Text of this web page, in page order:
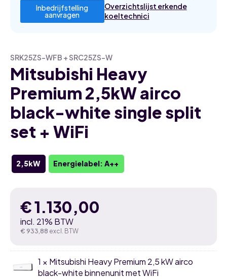
Inbedrijfstelling
aanvragen
Overzichtslijst erkende
koeltechnici
SRK25ZS-WFB + SRC25ZS-W
Mitsubishi Heavy
Premium 2,5kW airco
black-white single split
set + WiFi
2,5kW Energielabel: A++
€1.130,00
incl. 21% BTW
€ 933,88 excl. BTW
1 × Mitsubishi Heavy Premium 2,5 kW airco
black-white binnenunit met WiFi